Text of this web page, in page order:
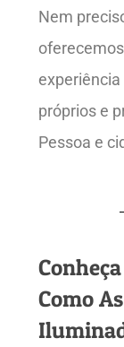
Nem
próprios e
Pessoa e
Como